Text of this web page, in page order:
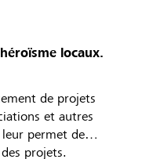
locaux.
de projets
et autres
permet de
projets.